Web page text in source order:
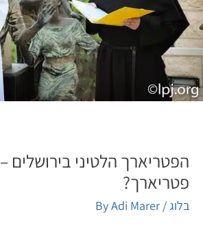
הפטריארך הלטיני בירושלים –
פטריארך?
בלוג/ By
Adi Marer